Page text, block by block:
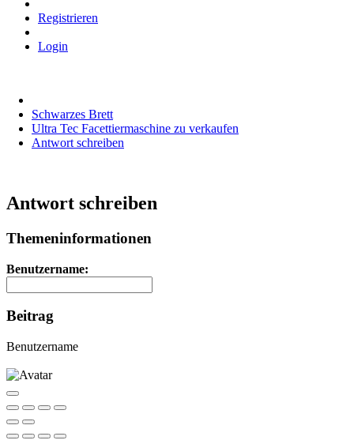
Registrieren
Login
Schwarzes Brett
Ultra Tec Facettiermaschine zu verkaufen
Antwort schreiben
Antwort schreiben
Themeninformationen
Benutzername:
Beitrag
Benutzername